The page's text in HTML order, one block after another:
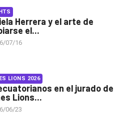
Herrera y el arte de
el...
07/16
LIONS 2026
en el jurado de
Lions...
06/23